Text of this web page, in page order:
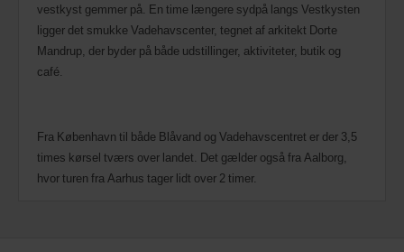
vestkyst gemmer på. En time længere sydpå langs Vestkysten
ligger det smukke Vadehavscenter, tegnet af arkitekt Dorte
Mandrup, der byder på både udstillinger, aktiviteter, butik og
café.
Fra København til både Blåvand og Vadehavscentret er der 3,5
times kørsel tværs over landet. Det gælder også fra Aalborg,
hvor turen fra Aarhus tager lidt over 2 timer.